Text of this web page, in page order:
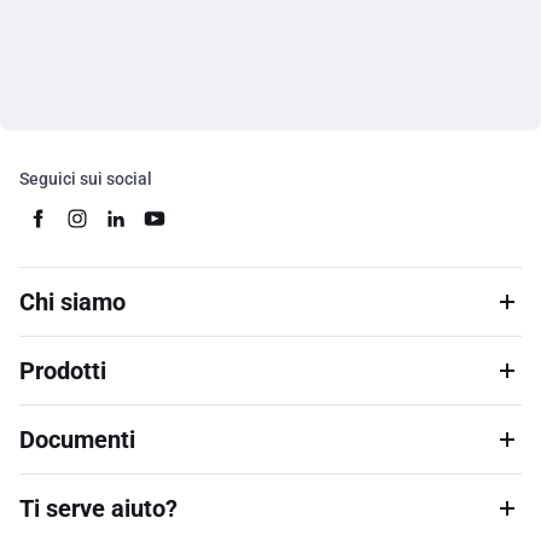
Seguici sui social
Chi siamo
Prodotti
Documenti
Ti serve aiuto?